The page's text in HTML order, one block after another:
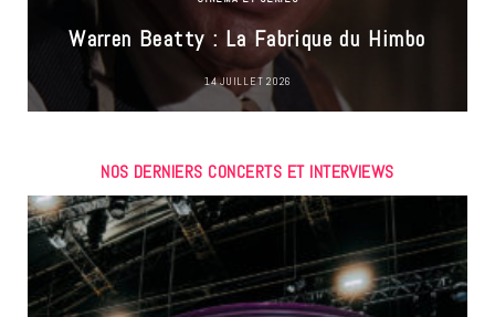
Warren Beatty : La Fabrique du Himbo
14 JUILLET 2026
NOS DERNIERS CONCERTS ET INTERVIEWS